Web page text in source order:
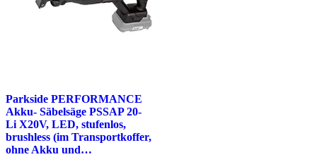
Parkside PERFORMANCE
Akku- Säbelsäge PSSAP 20-
Li X20V, LED, stufenlos,
brushless (im Transportkoffer,
ohne Akku und…